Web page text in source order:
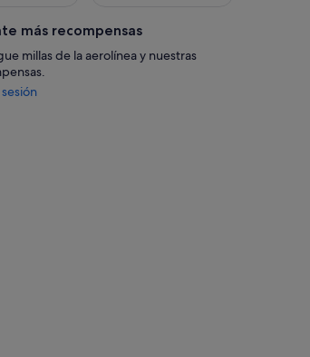
más recompensas
millas de la aerolínea y nuestras